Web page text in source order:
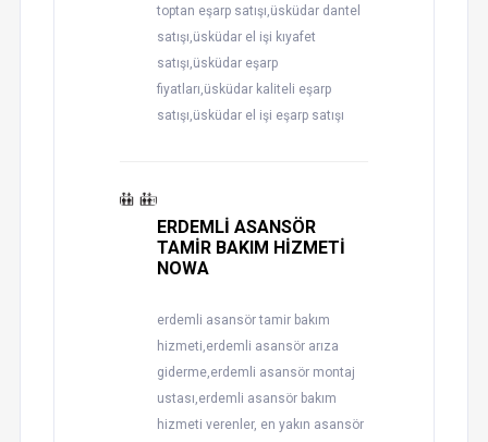
toptan eşarp satışı,üsküdar dantel
satışı,üsküdar el işi kıyafet
satışı,üsküdar eşarp
fiyatları,üsküdar kaliteli eşarp
satışı,üsküdar el işi eşarp satışı
ERDEMLİ ASANSÖR
TAMİR BAKIM HİZMETİ
NOWA
erdemli asansör tamir bakım
hizmeti,erdemli asansör arıza
giderme,erdemli asansör montaj
ustası,erdemli asansör bakım
hizmeti verenler, en yakın asansör